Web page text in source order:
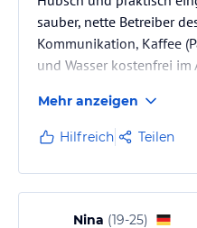
sauber, nette Betreiber
Kommunikation, Kaffee
und Wasser kostenfrei im
Mehr anzeigen
Hilfreich Teilen
Nina (19-25)